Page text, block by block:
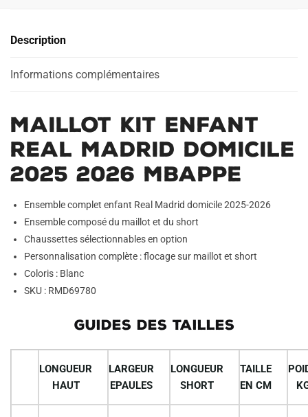
Domicile
2026
n
t
e
:
Description
Informations complémentaires
Maillot Kit Enfant
Real Madrid Domicile
2025 2026 Mbappe
Ensemble complet enfant Real Madrid domicile 2025-2026
Ensemble composé du maillot et du short
Chaussettes sélectionnables en option
Personnalisation complète : flocage sur maillot et short
Coloris : Blanc
SKU : RMD69780
GUIDES DES TAILLES
LONGUEUR
HAUT
LARGEUR
EPAULES
LONGUEUR
SHORT
TAILLE
EN CM